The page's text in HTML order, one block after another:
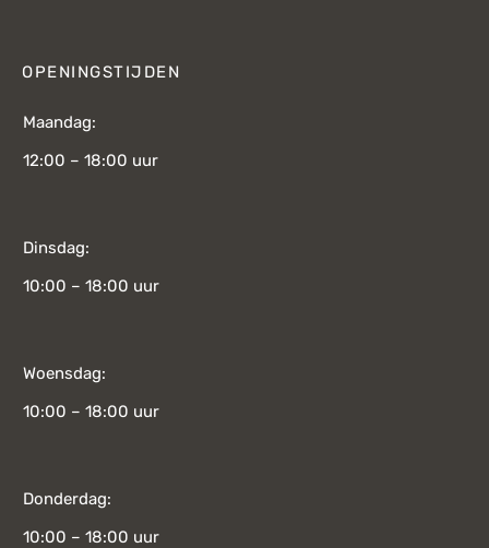
OPENINGSTIJDEN
Maandag:
12:00 – 18:00 uur
Dinsdag:
10:00 – 18:00 uur
Woensdag:
10:00 – 18:00 uur
Donderdag:
10:00 – 18:00 uur